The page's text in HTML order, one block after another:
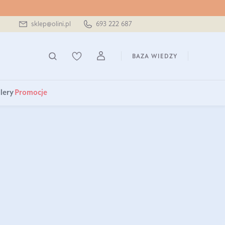
sklep@olini.pl 693 222 687
BAZA WIEDZY
Promocje